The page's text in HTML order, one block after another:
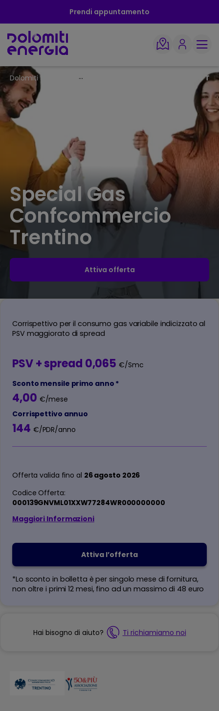
Prendi appuntamento
Dolomiti Energia Special Gas Confcommercio
Special Gas
Confcommercio
Trentino
Attiva offerta
Corrispettivo per il consumo gas variabile indicizzato al
PSV maggiorato di spread
PSV + spread 0,065 €/Smc
Sconto mensile primo anno *
4,00 €/mese
Corrispettivo annuo
144 €/PDR/anno
Offerta valida fino al 26 agosto 2026
Codice Offerta:
000139GNVML01XXW77284WR000000000
Maggiori Informazioni
Attiva l’offerta
*Lo sconto in bolletta è per singolo mese di fornitura,
non oltre i primi 12 mesi, fino ad un massimo di 48 euro
Hai bisogno di aiuto? Ti richiamiamo noi